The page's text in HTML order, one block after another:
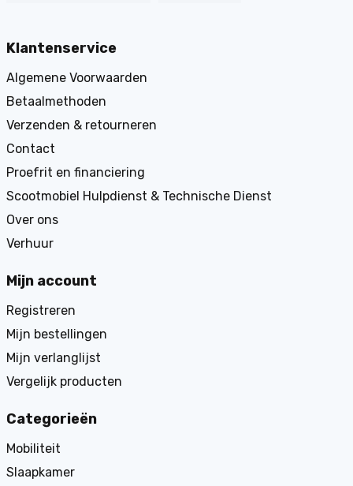
Klantenservice
Algemene Voorwaarden
Betaalmethoden
Verzenden & retourneren
Contact
Proefrit en financiering
Scootmobiel Hulpdienst & Technische Dienst
Over ons
Verhuur
Mijn account
Registreren
Mijn bestellingen
Mijn verlanglijst
Vergelijk producten
Categorieën
Mobiliteit
Slaapkamer